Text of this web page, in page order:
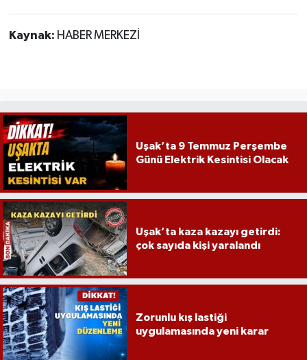
Kaynak: HABER MERKEZİ
Uşak’ta 9 Temmuz Perşembe
Günü Elektrik Kesintisi Olacak
Uşak’ta kaza kazayı getirdi:
çok sayıda kişi yaralandı
Zorunlu kış lastiği
uygulamasında yeni karar